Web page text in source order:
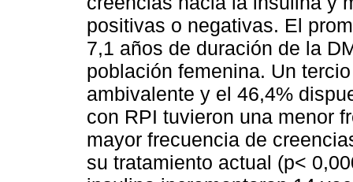
positivas o negativas. El
7,1 años de duración de la
población femenina. Un
ambivalente y el 46,4%
con RPI tuvieron una menor
mayor frecuencia de
su tratamiento actual (p<